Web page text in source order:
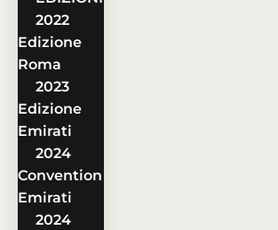
2022
Edizione
Roma
2023
Edizione
Emirati
2024
Convention
Emirati
2024